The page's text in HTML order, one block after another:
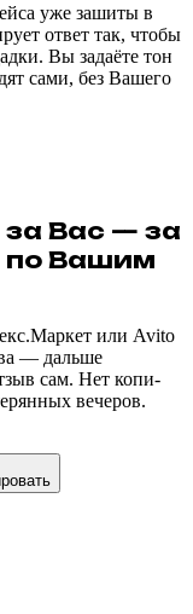
уже зашиты в
ответ так, чтобы
Вы задаёте тон
сами, без Вашего
за Вас — за
по Вашим
или Avito
— дальше
сам. Нет копи-
вечеров.